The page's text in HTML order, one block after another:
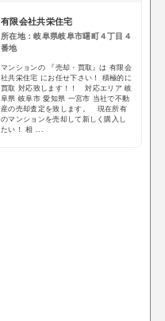
有限会社共栄住宅
所在地：岐阜県岐阜市曙町４丁目４
番地
マンションの 『売却・買取』は 有限会
社共栄住宅 にお任せ下さい！ 積極的に
買取 対応致します！！ 対応エリア 岐
阜県 岐阜市 愛知県 一宮市 当社で不動
産の売却査定を致します。 現在所有
のマンションを売却して新しく購入し
たい！ 相 ...